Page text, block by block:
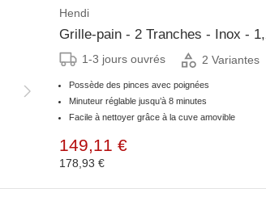
Hendi
Grille-pain - 2 Tranches - Inox -
1-3 jours ouvrés 2 Variantes
Possède des pinces avec poignées
Minuteur réglable jusqu’à 8 minutes
Facile à nettoyer grâce à la cuve amovible
149,11 €
178,93 €